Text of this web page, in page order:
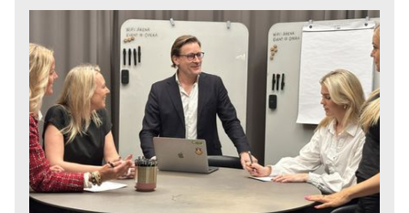
på Stratsys, blev det tydligt att finansfunktionen kan spela
en avgörande roll i just den typen av transformation. I
intervjun delar han sina erfarenheter från arbetet med att
ställa om affären, bygga en mer datadriven organisation
och utveckla CFO-rollen i ett växande SaaS-bolag.